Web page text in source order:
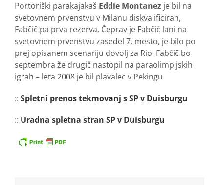
Portoriški parakajakaš Eddie Montanez je bil na
svetovnem prvenstvu v Milanu diskvalificiran,
Fabčič pa prva rezerva. Čeprav je Fabčič lani na
svetovnem prvenstvu zasedel 7. mesto, je bilo po
prej opisanem scenariju dovolj za Rio. Fabčič bo
septembra že drugič nastopil na paraolimpijskih
igrah – leta 2008 je bil plavalec v Pekingu.
:: Spletni prenos tekmovanj s SP v Duisburgu
:: Uradna spletna stran SP v Duisburgu